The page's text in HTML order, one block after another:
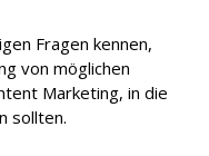
Fragen kennen,
von möglichen
Marketing, in die
sollten.